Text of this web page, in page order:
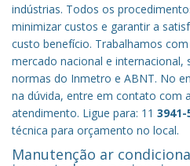
indústrias. Todos os
minimizar custos e garantir a
custo benefício. Trabalhamos
mercado nacional e internacional,
normas do Inmetro e ABNT. No
na dúvida, entre em contato com
atendimento. Ligue para: 11 3941-
técnica para orçamento no local.
Manutenção ar